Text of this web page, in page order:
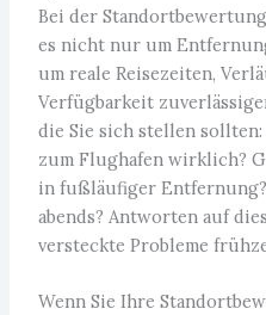
Bei der
es nicht nur um
um reale Reisezeiten,
Verfügbarkeit
die Sie sich stellen
zum Flughafen wirklich?
in fußläufiger
abends? Antworten auf
versteckte Probleme
Wenn Sie Ihre